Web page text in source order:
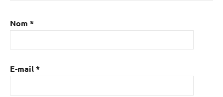
Nom *
E-mail*